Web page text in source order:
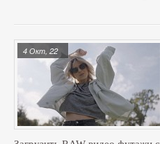
4 Окт, 22